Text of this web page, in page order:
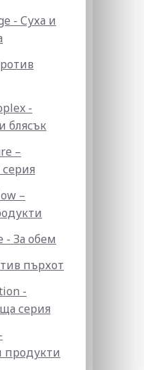
- Суха и
-
блясък
–
–
- За обем
пърхот
-
серия